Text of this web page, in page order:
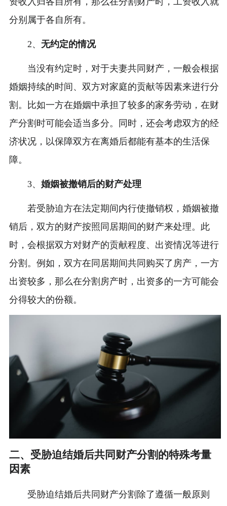
分别属于各自所有。
2、 无约定的情况
当没有约定时，对于夫妻共同财产，一般会根据
婚姻持续的时间、双方对家庭的贡献等因素来进行分
割。比如一方在婚姻中承担了较多的家务劳动，在财
产分割时可能会适当多分。同时，还会考虑双方的经
济状况，以保障双方在离婚后都能有基本的生活保
障。
3、 婚姻被撤销后的财产处理
若受胁迫方在法定期间内行使撤销权，婚姻被撤
销后，双方的财产按照同居期间的财产来处理。此
时，会根据双方对财产的贡献程度、出资情况等进行
分割。例如，双方在同居期间共同购买了房产，一方
出资较多，那么在分割房产时，出资多的一方可能会
分得较大的份额。
二、受胁迫结婚后共同财产分割的特殊考量
因素
受胁迫结婚后共同财产分割除了遵循一般原则